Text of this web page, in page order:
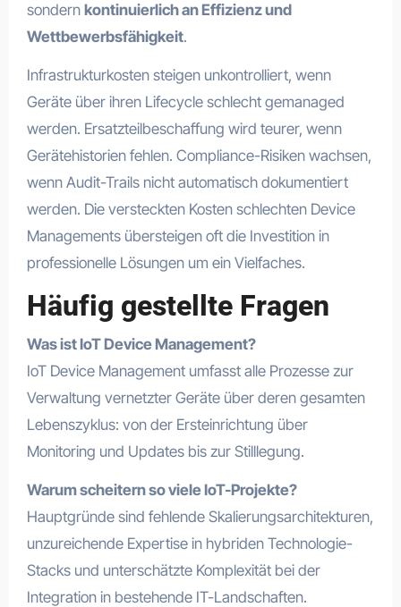
sondern kontinuierlich an Effizienz und
Wettbewerbsfähigkeit.
Infrastrukturkosten steigen unkontrolliert, wenn
Geräte über ihren Lifecycle schlecht gemanaged
werden. Ersatzteilbeschaffung wird teurer, wenn
Gerätehistorien fehlen. Compliance-Risiken wachsen,
wenn Audit-Trails nicht automatisch dokumentiert
werden. Die versteckten Kosten schlechten Device
Managements übersteigen oft die Investition in
professionelle Lösungen um ein Vielfaches.
Häufig gestellte Fragen
Was ist IoT Device Management?
IoT Device Management umfasst alle Prozesse zur
Verwaltung vernetzter Geräte über deren gesamten
Lebenszyklus: von der Ersteinrichtung über
Monitoring und Updates bis zur Stilllegung.
Warum scheitern so viele IoT-Projekte?
Hauptgründe sind fehlende Skalierungsarchitekturen,
unzureichende Expertise in hybriden Technologie-
Stacks und unterschätzte Komplexität bei der
Integration in bestehende IT-Landschaften.